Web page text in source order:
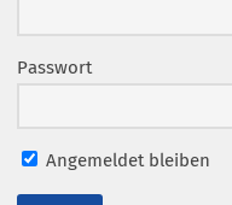
Passwort
Angemeldet bleiben